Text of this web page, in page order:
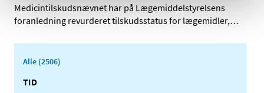
Medicintilskudsnævnet har på Lægemiddelstyrelsens
foranledning revurderet tilskudsstatus for lægemidler,…
Alle (2506)
TID